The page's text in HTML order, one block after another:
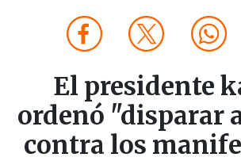
El presidente
ordenó "disparar
contra los